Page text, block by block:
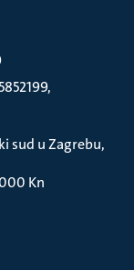
sud u Zagrebu
Kn